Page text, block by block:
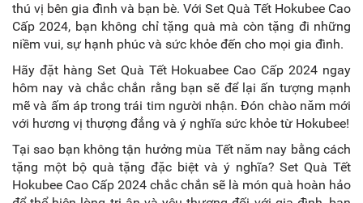
thú vị bên gia đình và bạn bè. Với Set Quà Tết Hokubee Cao
Cấp 2024, bạn không chỉ tặng quà mà còn tặng đi những
niềm vui, sự hạnh phúc và sức khỏe đến cho mọi gia đình.
Hãy đặt hàng Set Quà Tết Hokuabee Cao Cấp 2024 ngay
hôm nay và chắc chắn rằng bạn sẽ để lại ấn tượng mạnh
mẽ và ấm áp trong trái tim người nhận. Đón chào năm mới
với hương vị thượng đẳng và ý nghĩa sức khỏe từ Hokubee!
Tại sao bạn không tận hưởng mùa Tết năm nay bằng cách
tặng một bộ quà tặng đặc biệt và ý nghĩa? Set Quà Tết
Hokubee Cao Cấp 2024 chắc chắn sẽ là món quà hoàn hảo